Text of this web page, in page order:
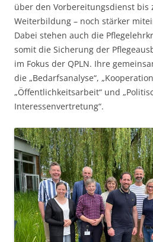
über den Vorbereitungsdienst bis
Weiterbildung – noch stärker
Dabei stehen auch die
somit die Sicherung der
im Fokus der QPLN. Ihre
die „Bedarfsanalyse“,
„Öffentlichkeitsarbeit“ und
Interessenvertretung“.